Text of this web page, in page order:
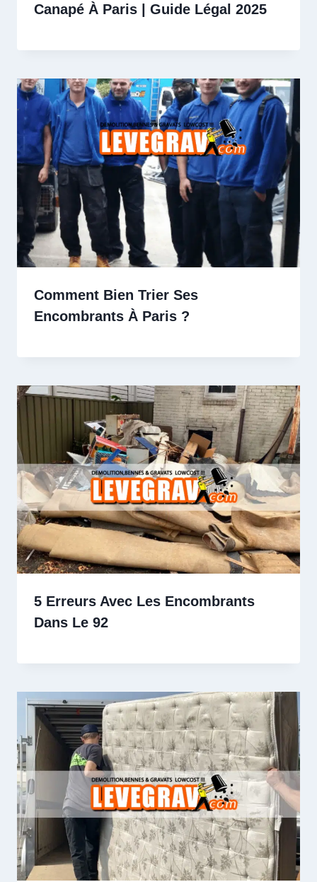
Canapé À Paris | Guide Légal 2025
Comment Bien Trier Ses
Encombrants À Paris ?
5 Erreurs Avec Les Encombrants
Dans Le 92